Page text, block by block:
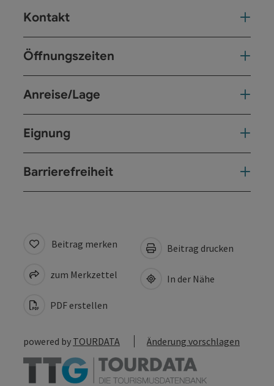
Kontakt
Öffnungszeiten
Anreise/Lage
Eignung
Barrierefreiheit
Beitrag merken
zum Merkzettel
PDF erstellen
Beitrag drucken
In der Nähe
powered by TOURDATA Änderung vorschlagen